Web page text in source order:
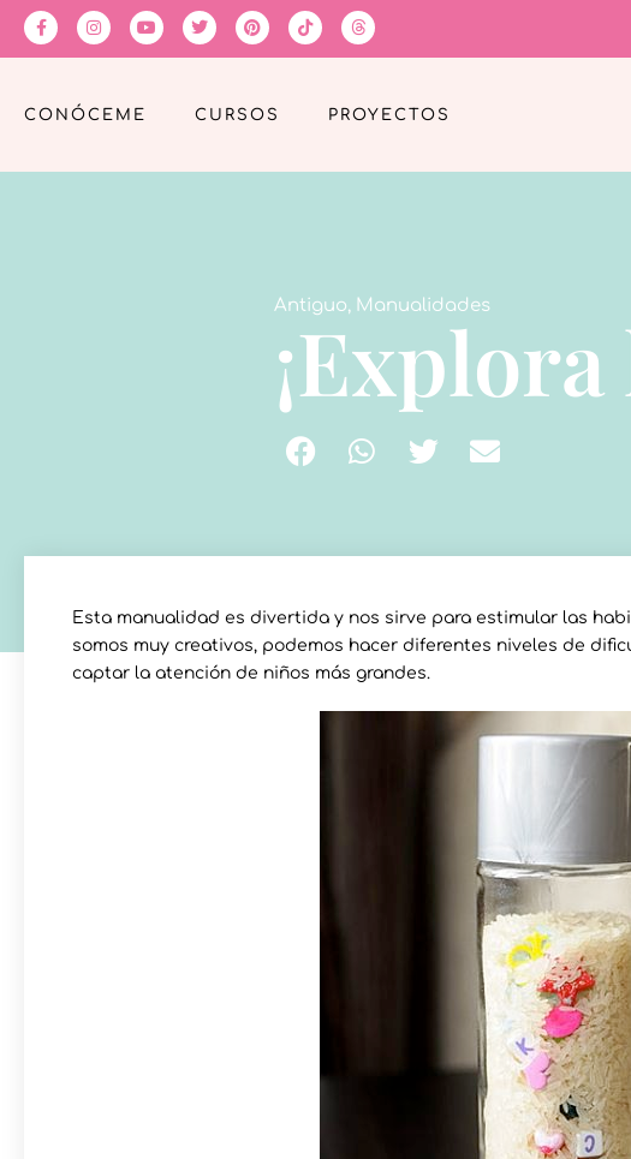
CONÓCEME CURSOS PROYECTOS
Antiguo, Manualidades
Esta manualidad es divertida y nos sirve para estimular las
somos muy creativos, podemos hacer diferentes niveles de
captar la atención de niños más grandes.